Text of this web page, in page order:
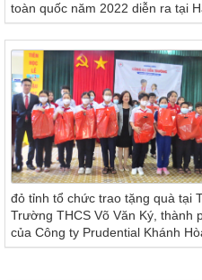
toàn quốc năm 2022 diễn ra tại
đỏ tỉnh tổ chức trao tặng quà tại
Trường THCS Võ Văn Ký, thành
của Công ty Prudential Khánh